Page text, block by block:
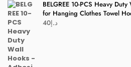
BELGREE 10-PCS Heavy
for Hanging Clothes Towel
د.إ40